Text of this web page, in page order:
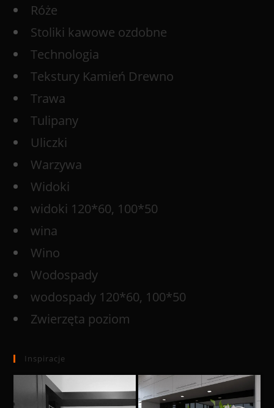
Róże
Stoliki kawowe ozdobne
Technologia
Tekstury Kamień Drewno
Trawa
Tulipany
Uliczki
Warzywa
Widoki
widoki 120*60, 100*50
wina
Wino
Wodospady
wodospady 120*60, 100*50
Zwierzęta poziom
Inspiracje